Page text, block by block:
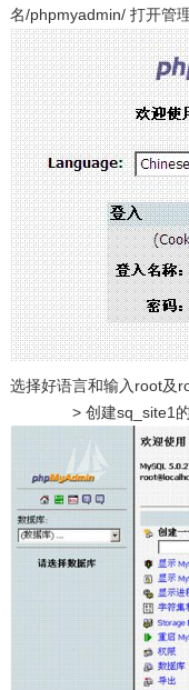
名/phpmyadmin/打开管
选择好语言和输入root及
> 创建sq_site1的